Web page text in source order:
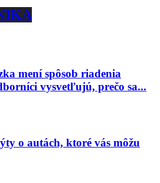
mení spôsob riadenia
vysvetľujú, prečo sa...
o autách, ktoré vás môžu